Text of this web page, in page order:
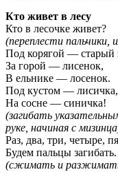
Кто живет в лесу
Кто в лесочке живет?
(переплести пальчики,
Под корягой — старый
За горой — лисенок,
В ельнике — лосенок.
Под кустом — лисичка,
На сосне — синичка!
(загибать
руке, начиная с
Раз, два, три, четыре,
Будем пальцы загибать.
(сжимать и